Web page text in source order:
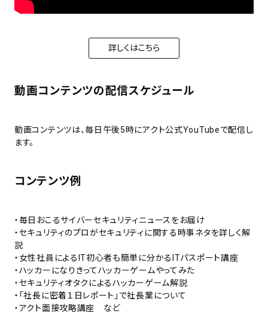
詳しくはこちら
動画コンテンツの配信スケジュール
動画コンテンツは、毎日午後5時にアクト公式YouTubeで配信し
ます。
コンテンツ例
・毎日おこるサイバーセキュリティニュースをお届け
・セキュリティのプロがセキュリティに関する時事ネタを詳しく解
説
・女性社員によるIT初心者も簡単に分かるITパスポート講座
・ハッカーになりきってハッカーゲームやってみた
・セキュリティオタクによるハッカーゲーム解説
・「社長に密着１日レポート」で社長業について
・アクト面接攻略講座 など